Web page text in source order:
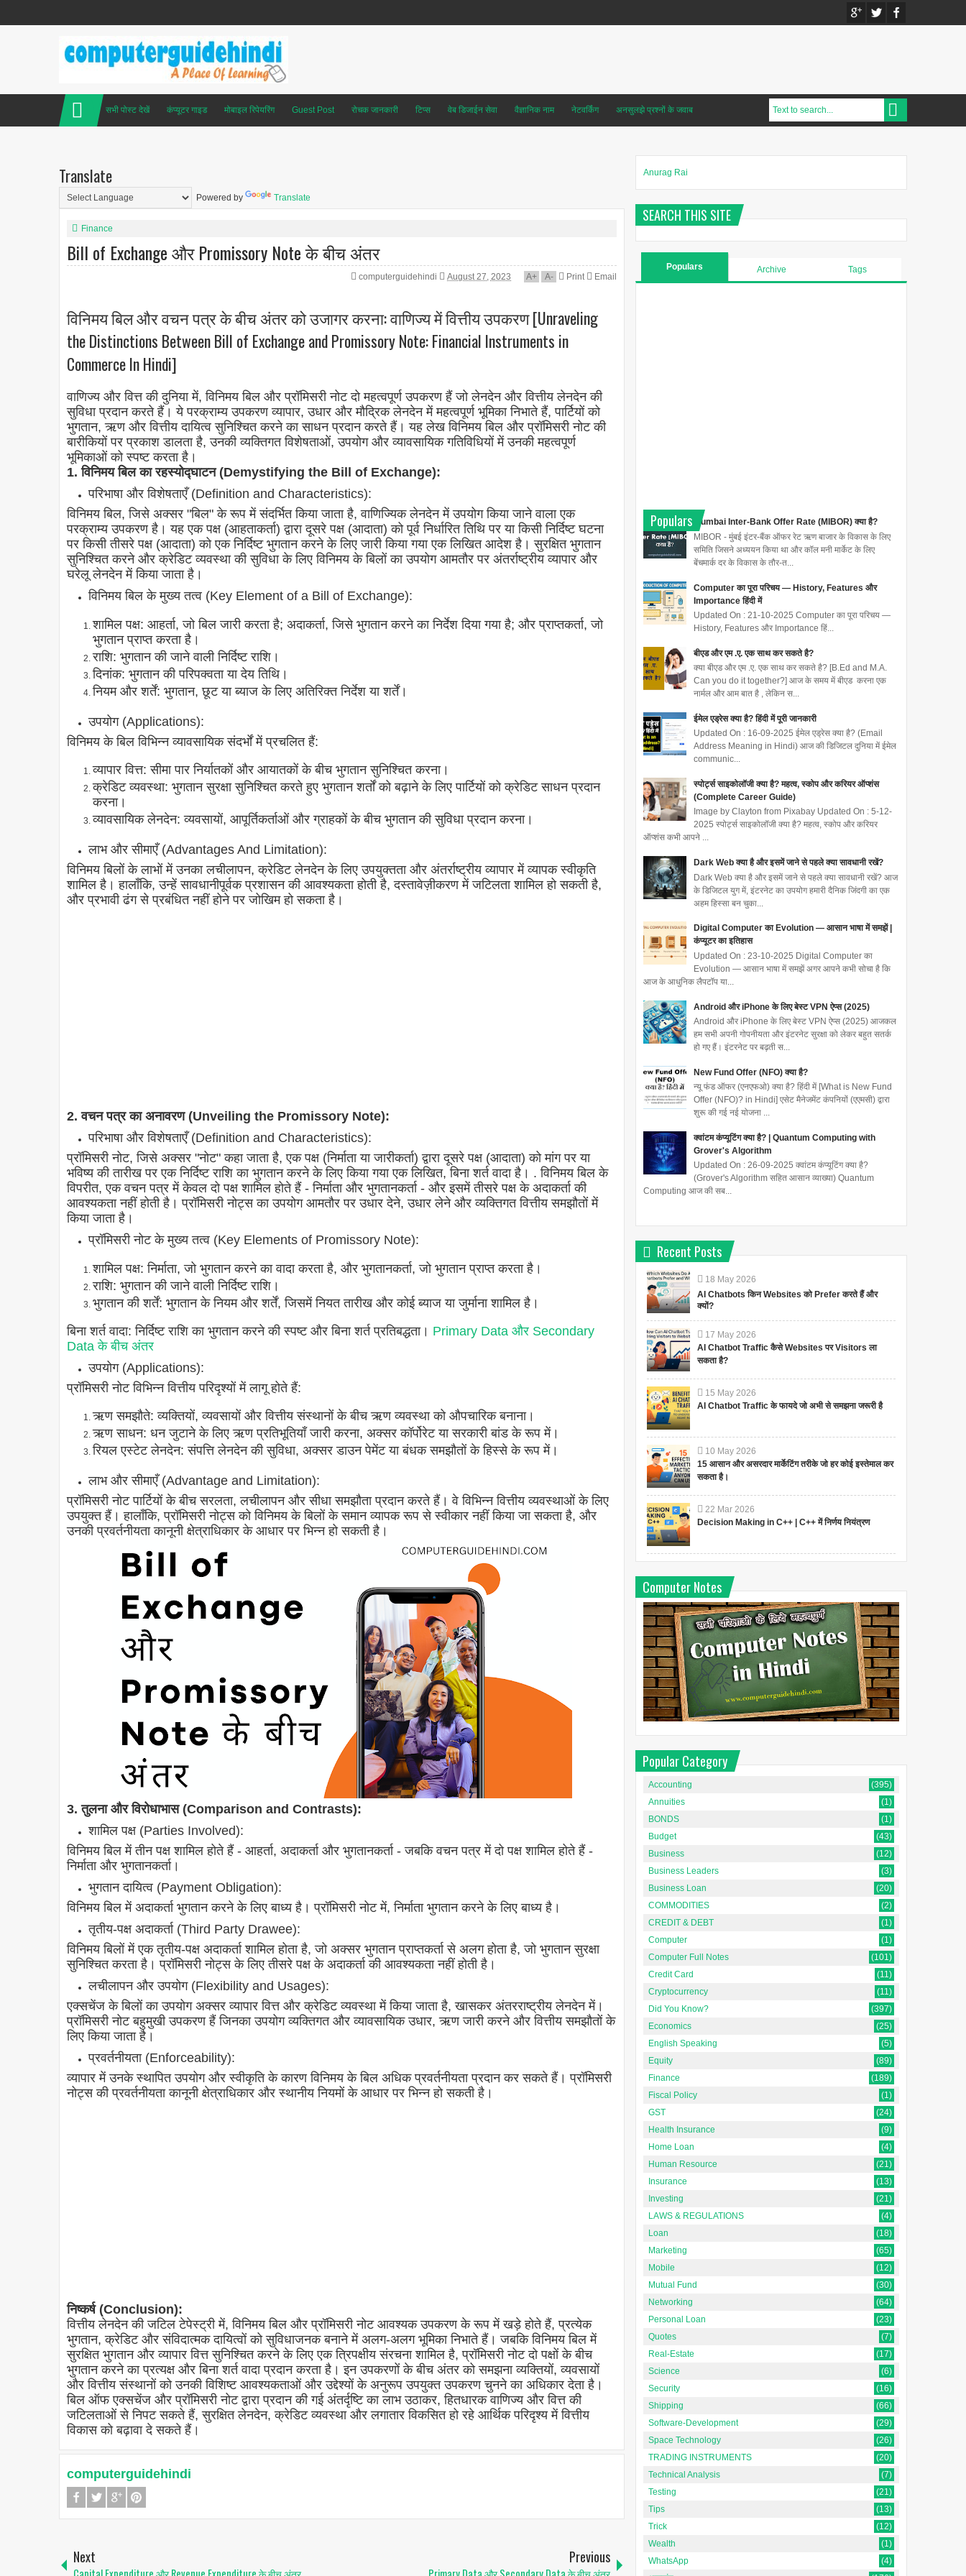
सभी पोस्ट देखें कंप्यूटर गाइड मोबाइल रिपेयरिंग Guest Post रोचक जानकारी टिप्स वेब डिजाईन सेवा वैज्ञानिक नाम नेटवर्किंग अनसुलझे प्रश्नों के जवाब
Translate
Powered by Translate
Finance
Bill of Exchange और Promissory Note के बीच अंतर
computerguidehindi August 27, 2023 A+ A- Print Email
विनिमय बिल और वचन पत्र के बीच अंतर को उजागर करना: वाणिज्य में वित्तीय उपकरण [Unraveling
the Distinctions Between Bill of Exchange and Promissory Note: Financial Instruments in
Commerce In Hindi]
वाणिज्य और वित्त की दुनिया में, विनिमय बिल और प्रॉमिसरी नोट दो महत्वपूर्ण उपकरण हैं जो लेनदेन और वित्तीय लेनदेन की
सुविधा प्रदान करते हैं। ये परक्राम्य उपकरण व्यापार, उधार और मौद्रिक लेनदेन में महत्वपूर्ण भूमिका निभाते हैं, पार्टियों को
भुगतान, ऋण और वित्तीय दायित्व सुनिश्चित करने का साधन प्रदान करते हैं। यह लेख विनिमय बिल और प्रॉमिसरी नोट की
बारीकियों पर प्रकाश डालता है, उनकी व्यक्तिगत विशेषताओं, उपयोग और व्यावसायिक गतिविधियों में उनकी महत्वपूर्ण
भूमिकाओं को स्पष्ट करता है।
1. विनिमय बिल का रहस्योद्घाटन (Demystifying the Bill of Exchange):
परिभाषा और विशेषताएँ (Definition and Characteristics):
विनिमय बिल, जिसे अक्सर "बिल" के रूप में संदर्भित किया जाता है, वाणिज्यिक लेनदेन में उपयोग किया जाने वाला एक
परक्राम्य उपकरण है। यह एक पक्ष (आहताकर्ता) द्वारा दूसरे पक्ष (आदाता) को पूर्व निर्धारित तिथि पर या किसी निर्दिष्ट घटना
पर किसी तीसरे पक्ष (आदाता) को एक निर्दिष्ट भुगतान करने के लिए जारी किया गया एक लिखित आदेश है। सुरक्षित भुगतान
सुनिश्चित करने और क्रेडिट व्यवस्था की सुविधा के लिए विनिमय के बिलों का उपयोग आमतौर पर अंतर्राष्ट्रीय व्यापार और
घरेलू लेनदेन में किया जाता है।
विनिमय बिल के मुख्य तत्व (Key Element of a Bill of Exchange):
शामिल पक्ष: आहर्ता, जो बिल जारी करता है; अदाकर्ता, जिसे भुगतान करने का निर्देश दिया गया है; और प्राप्तकर्ता, जो
भुगतान प्राप्त करता है।
राशि: भुगतान की जाने वाली निर्दिष्ट राशि।
दिनांक: भुगतान की परिपक्वता या देय तिथि।
नियम और शर्तें: भुगतान, छूट या ब्याज के लिए अतिरिक्त निर्देश या शर्तें।
उपयोग (Applications):
विनिमय के बिल विभिन्न व्यावसायिक संदर्भों में प्रचलित हैं:
व्यापार वित्त: सीमा पार निर्यातकों और आयातकों के बीच भुगतान सुनिश्चित करना।
क्रेडिट व्यवस्था: भुगतान सुरक्षा सुनिश्चित करते हुए भुगतान शर्तों को बढ़ाने के लिए पार्टियों को क्रेडिट साधन प्रदान
करना।
व्यावसायिक लेनदेन: व्यवसायों, आपूर्तिकर्ताओं और ग्राहकों के बीच भुगतान की सुविधा प्रदान करना।
लाभ और सीमाएँ (Advantages And Limitation):
विनिमय बिलों के लाभों में उनका लचीलापन, क्रेडिट लेनदेन के लिए उपयुक्तता और अंतर्राष्ट्रीय व्यापार में व्यापक स्वीकृति
शामिल है। हालाँकि, उन्हें सावधानीपूर्वक प्रशासन की आवश्यकता होती है, दस्तावेज़ीकरण में जटिलता शामिल हो सकती है,
और प्रभावी ढंग से प्रबंधित नहीं होने पर जोखिम हो सकता है।
2. वचन पत्र का अनावरण (Unveiling the Promissory Note):
परिभाषा और विशेषताएँ (Definition and Characteristics):
प्रॉमिसरी नोट, जिसे अक्सर "नोट" कहा जाता है, एक पक्ष (निर्माता या जारीकर्ता) द्वारा दूसरे पक्ष (आदाता) को मांग पर या
भविष्य की तारीख पर एक निर्दिष्ट राशि का भुगतान करने के लिए किया गया एक लिखित, बिना शर्त वादा है। . विनिमय बिल के
विपरीत, एक वचन पत्र में केवल दो पक्ष शामिल होते हैं - निर्माता और भुगतानकर्ता - और इसमें तीसरे पक्ष के अदाकर्ता की
आवश्यकता नहीं होती है। प्रॉमिसरी नोट्स का उपयोग आमतौर पर उधार देने, उधार लेने और व्यक्तिगत वित्तीय समझौतों में
किया जाता है।
प्रॉमिसरी नोट के मुख्य तत्व (Key Elements of Promissory Note):
शामिल पक्ष: निर्माता, जो भुगतान करने का वादा करता है, और भुगतानकर्ता, जो भुगतान प्राप्त करता है।
राशि: भुगतान की जाने वाली निर्दिष्ट राशि।
भुगतान की शर्तें: भुगतान के नियम और शर्तें, जिसमें नियत तारीख और कोई ब्याज या जुर्माना शामिल है।
बिना शर्त वादा: निर्दिष्ट राशि का भुगतान करने की स्पष्ट और बिना शर्त प्रतिबद्धता। Primary Data और Secondary
Data के बीच अंतर
उपयोग (Applications):
प्रॉमिसरी नोट विभिन्न वित्तीय परिदृश्यों में लागू होते हैं:
ऋण समझौते: व्यक्तियों, व्यवसायों और वित्तीय संस्थानों के बीच ऋण व्यवस्था को औपचारिक बनाना।
ऋण साधन: धन जुटाने के लिए ऋण प्रतिभूतियाँ जारी करना, अक्सर कॉर्पोरेट या सरकारी बांड के रूप में।
रियल एस्टेट लेनदेन: संपत्ति लेनदेन की सुविधा, अक्सर डाउन पेमेंट या बंधक समझौतों के हिस्से के रूप में।
लाभ और सीमाएँ (Advantage and Limitation):
प्रॉमिसरी नोट पार्टियों के बीच सरलता, लचीलापन और सीधा समझौता प्रदान करते हैं। वे विभिन्न वित्तीय व्यवस्थाओं के लिए
उपयुक्त हैं। हालाँकि, प्रॉमिसरी नोट्स को विनिमय के बिलों के समान व्यापक रूप से स्वीकार नहीं किया जा सकता है, और
उनकी प्रवर्तनीयता कानूनी क्षेत्राधिकार के आधार पर भिन्न हो सकती है।
3. तुलना और विरोधाभास (Comparison and Contrasts):
शामिल पक्ष (Parties Involved):
विनिमय बिल में तीन पक्ष शामिल होते हैं - आहर्ता, अदाकर्ता और भुगतानकर्ता - जबकि वचन पत्र में दो पक्ष शामिल होते हैं -
निर्माता और भुगतानकर्ता।
भुगतान दायित्व (Payment Obligation):
विनिमय बिल में अदाकर्ता भुगतान करने के लिए बाध्य है। प्रॉमिसरी नोट में, निर्माता भुगतान करने के लिए बाध्य है।
तृतीय-पक्ष अदाकर्ता (Third Party Drawee):
विनिमय बिलों में एक तृतीय-पक्ष अदाकर्ता शामिल होता है, जो अक्सर भुगतान प्राप्तकर्ता से अलग होता है, जो भुगतान सुरक्षा
सुनिश्चित करता है। प्रॉमिसरी नोट्स के लिए तीसरे पक्ष के अदाकर्ता की आवश्यकता नहीं होती है।
लचीलापन और उपयोग (Flexibility and Usages):
एक्सचेंज के बिलों का उपयोग अक्सर व्यापार वित्त और क्रेडिट व्यवस्था में किया जाता है, खासकर अंतरराष्ट्रीय लेनदेन में।
प्रॉमिसरी नोट बहुमुखी उपकरण हैं जिनका उपयोग व्यक्तिगत और व्यावसायिक उधार, ऋण जारी करने और वित्तीय समझौतों के
लिए किया जाता है।
प्रवर्तनीयता (Enforceability):
व्यापार में उनके स्थापित उपयोग और स्वीकृति के कारण विनिमय के बिल अधिक प्रवर्तनीयता प्रदान कर सकते हैं। प्रॉमिसरी
नोट्स की प्रवर्तनीयता कानूनी क्षेत्राधिकार और स्थानीय नियमों के आधार पर भिन्न हो सकती है।
निष्कर्ष (Conclusion):
वित्तीय लेनदेन की जटिल टेपेस्ट्री में, विनिमय बिल और प्रॉमिसरी नोट आवश्यक उपकरण के रूप में खड़े होते हैं, प्रत्येक
भुगतान, क्रेडिट और संविदात्मक दायित्वों को सुविधाजनक बनाने में अलग-अलग भूमिका निभाते हैं। जबकि विनिमय बिल में
सुरक्षित भुगतान और व्यापार वित्त सुनिश्चित करने के लिए एक त्रिपक्षीय संरचना शामिल है, प्रॉमिसरी नोट दो पक्षों के बीच
भुगतान करने का प्रत्यक्ष और बिना शर्त वादा प्रदान करता है। इन उपकरणों के बीच अंतर को समझना व्यक्तियों, व्यवसायों
और वित्तीय संस्थानों को उनकी विशिष्ट आवश्यकताओं और उद्देश्यों के अनुरूप उपयुक्त उपकरण चुनने का अधिकार देता है।
बिल ऑफ एक्सचेंज और प्रॉमिसरी नोट द्वारा प्रदान की गई अंतर्दृष्टि का लाभ उठाकर, हितधारक वाणिज्य और वित्त की
जटिलताओं से निपट सकते हैं, सुरक्षित लेनदेन, क्रेडिट व्यवस्था और लगातार विकसित हो रहे आर्थिक परिदृश्य में वित्तीय
विकास को बढ़ावा दे सकते हैं।
computerguidehindi
Next Previous
Anurag Rai
SEARCH THIS SITE
Populars Archive Tags
Populars
Mumbai Inter-Bank Offer Rate (MIBOR) क्या है?
MIBOR - मुंबई इंटर-बैंक ऑफर रेट ऋण बाजार के विकास के लिए
समिति जिसने अध्ययन किया था और कॉल मनी मार्केट के लिए
बेंचमार्क दर के विकास के तौर-त...
Computer का पूरा परिचय — History, Features और
Importance हिंदी में
Updated On : 21-10-2025 Computer का पूरा परिचय —
History, Features और Importance हिं...
बीएड और एम .ए. एक साथ कर सकते है?
क्या बीएड और एम .ए. एक साथ कर सकते है? [B.Ed and M.A.
Can you do it together?] आज के समय में बीएड करना एक
नार्मल और आम बात है , लेकिन स...
ईमेल एड्रेस क्या है? हिंदी में पूरी जानकारी
Updated On : 16-09-2025 ईमेल एड्रेस क्या है? (Email
Address Meaning in Hindi) आज की डिजिटल दुनिया में ईमेल
communic...
स्पोर्ट्स साइकोलॉजी क्या है? महत्व, स्कोप और करियर ऑप्शंस
(Complete Career Guide)
Image by Clayton from Pixabay Updated On : 5-12-
2025 स्पोर्ट्स साइकोलॉजी क्या है? महत्व, स्कोप और करियर
ऑप्शंस कभी आपने ...
Dark Web क्या है और इसमें जाने से पहले क्या सावधानी रखें?
Dark Web क्या है और इसमें जाने से पहले क्या सावधानी रखें? आज
के डिजिटल युग में, इंटरनेट का उपयोग हमारी दैनिक जिंदगी का एक
अहम हिस्सा बन चुका...
Digital Computer का Evolution — आसान भाषा में समझें |
कंप्यूटर का इतिहास
Updated On : 23-10-2025 Digital Computer का
Evolution — आसान भाषा में समझें अगर आपने कभी सोचा है कि
आज के आधुनिक लैपटॉप या...
Android और iPhone के लिए बेस्ट VPN ऐप्स (2025)
Android और iPhone के लिए बेस्ट VPN ऐप्स (2025) आजकल
हम सभी अपनी गोपनीयता और इंटरनेट सुरक्षा को लेकर बहुत सतर्क
हो गए हैं। इंटरनेट पर बढ़ती स...
New Fund Offer (NFO) क्या है?
न्यू फंड ऑफर (एनएफओ) क्या है? हिंदी में [What is New Fund
Offer (NFO)? in Hindi] एसेट मैनेजमेंट कंपनियों (एएमसी) द्वारा
शुरू की गई नई योजना ...
क्वांटम कंप्यूटिंग क्या है? | Quantum Computing with
Grover's Algorithm
Updated On : 26-09-2025 क्वांटम कंप्यूटिंग क्या है?
(Grover's Algorithm सहित आसान व्याख्या) Quantum
Computing आज की सब...
Recent Posts
18 May 2026
AI Chatbots किन Websites को Prefer करते हैं और
क्यों?
17 May 2026
AI Chatbot Traffic कैसे Websites पर Visitors ला
सकता है?
15 May 2026
AI Chatbot Traffic के फायदे जो अभी से समझना जरूरी है
10 May 2026
15 आसान और असरदार मार्केटिंग तरीके जो हर कोई इस्तेमाल कर
सकता है।
22 Mar 2026
Decision Making in C++ | C++ में निर्णय नियंत्रण
Computer Notes
Popular Category
Accounting
(395)
Annuities
(1)
BONDS
(1)
Budget
(43)
Business
(12)
Business Leaders
(3)
Business Loan
(20)
COMMODITIES
(2)
CREDIT & DEBT
(1)
Computer
(1)
Computer Full Notes
(101)
Credit Card
(11)
Cryptocurrency
(11)
Did You Know?
(397)
Economics
(25)
English Speaking
(5)
Equity
(89)
Finance
(189)
Fiscal Policy
(1)
GST
(24)
Health Insurance
(9)
Home Loan
(4)
Human Resource
(21)
Insurance
(13)
Investing
(21)
LAWS & REGULATIONS
(4)
Loan
(18)
Marketing
(65)
Mobile
(12)
Mutual Fund
(30)
Networking
(64)
Personal Loan
(23)
Quotes
(7)
Real-Estate
(17)
Science
(6)
Security
(16)
Shipping
(66)
Software-Development
(29)
Space Technology
(26)
TRADING INSTRUMENTS
(20)
Technical Analysis
(7)
Testing
(21)
Tips
(13)
Trick
(12)
Wealth
(1)
WhatsApp
(4)